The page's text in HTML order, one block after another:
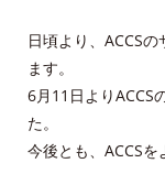
日頃より、ACCS
ます。
6月11日よりACCS
た。
今後とも、ACCSを
auお客様サポー
サービス案内